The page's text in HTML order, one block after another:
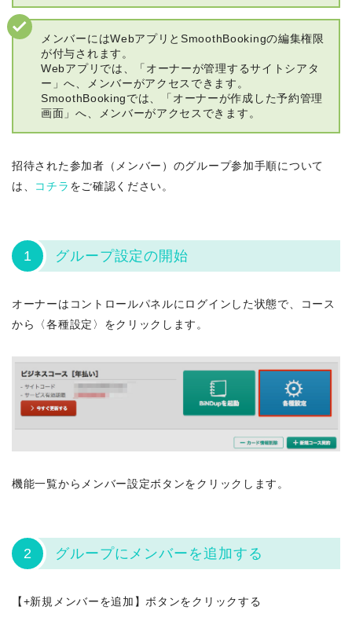
メンバーにはWebアプリとSmoothBookingの編集権限
が付与されます。
Webアプリでは、「オーナーが管理するサイトシアタ
ー」へ、メンバーがアクセスできます。
SmoothBookingでは、「オーナーが作成した予約管理
画面」へ、メンバーがアクセスできます。
招待された参加者（メンバー）のグループ参加手順について
は、 コチラ をご確認ください。
1 グループ設定の開始
オーナーはコントロールパネルにログインした状態で、コース
から〈各種設定〉をクリックします。
機能一覧からメンバー設定ボタンをクリックします。
2 グループにメンバーを追加する
【+新規メンバーを追加】ボタンをクリックする